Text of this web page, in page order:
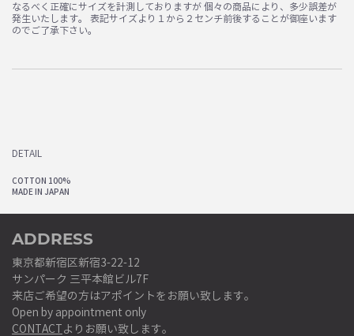
なるべく正確にサイズを計測しておりますが 個々の商品により、多少誤差が
発生いたします。 表記サイズより１から２センチ前後することが御座います
のでご了承下さい。
DETAIL
COTTON 100%
MADE IN JAPAN
ADDRESS
東京都新宿区新宿3-22-12
サンパーク 三平本館ビル7F
来店ご希望の方はアポイントをお願い致します。
Open by appointment only
CONTACTよりお願い致します。